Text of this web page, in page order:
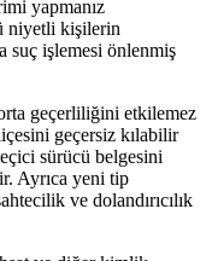
yapmanız
niyetli kişilerin
suç işlemesi önlenmiş
geçerliliğini etkilemez
geçersiz kılabilir
sürücü belgesini
Ayrıca yeni tip
ve dolandırıcılık